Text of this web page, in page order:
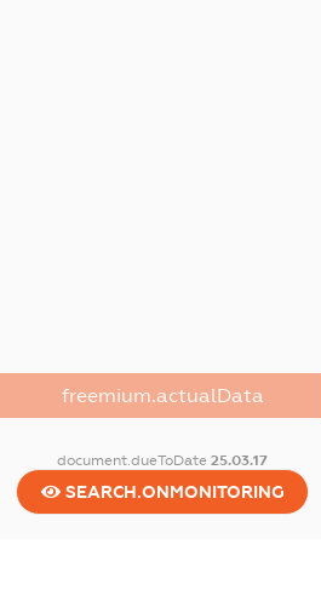
freemium.actualData
document.dueToDate25.03.17
SEARCH.ONMONITORING